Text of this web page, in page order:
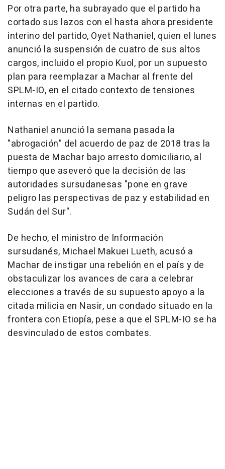
Por otra parte, ha subrayado que el partido ha
cortado sus lazos con el hasta ahora presidente
interino del partido, Oyet Nathaniel, quien el lunes
anunció la suspensión de cuatro de sus altos
cargos, incluido el propio Kuol, por un supuesto
plan para reemplazar a Machar al frente del
SPLM-IO, en el citado contexto de tensiones
internas en el partido.
Nathaniel anunció la semana pasada la
"abrogación" del acuerdo de paz de 2018 tras la
puesta de Machar bajo arresto domiciliario, al
tiempo que aseveró que la decisión de las
autoridades sursudanesas "pone en grave
peligro las perspectivas de paz y estabilidad en
Sudán del Sur".
De hecho, el ministro de Información
sursudanés, Michael Makuei Lueth, acusó a
Machar de instigar una rebelión en el país y de
obstaculizar los avances de cara a celebrar
elecciones a través de su supuesto apoyo a la
citada milicia en Nasir, un condado situado en la
frontera con Etiopía, pese a que el SPLM-IO se ha
desvinculado de estos combates.